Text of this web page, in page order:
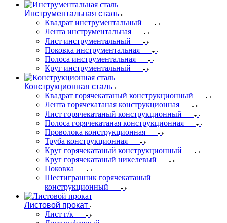
Инструментальная сталь
Квадрат инструментальный
Лента инструментальная
Лист инструментальный
Поковка инструментальная
Полоса инструментальная
Круг инструментальный
Конструкционная сталь
Квадрат горячекатаный конструкционный
Лента горячекатаная конструкционная
Лист горячекатаный конструкционный
Полоса горячекатаная конструкционная
Проволока конструкционная
Труба конструкционная
Круг горячекатаный конструкционный
Круг горячекатаный никелевый
Поковка
Шестигранник горячекатаный
конструкционный
Листовой прокат
Лист г/к